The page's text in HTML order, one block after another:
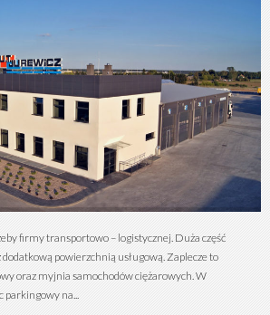
firmy transportowo – logistycznej. Duża część
powierzchnią usługową. Zaplecze to
oraz myjnia samochodów ciężarowych. W
parkingowy na...